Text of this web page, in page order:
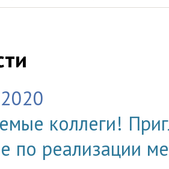
коллеги!
по реализации